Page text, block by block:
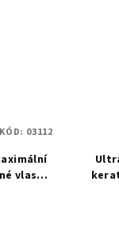
vlasy
g
KÓD: 03112